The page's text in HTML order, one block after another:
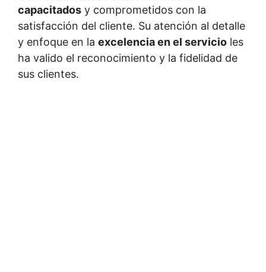
capacitados y comprometidos con la
satisfacción del cliente. Su atención al detalle
y enfoque en la excelencia en el servicio les
ha valido el reconocimiento y la fidelidad de
sus clientes.